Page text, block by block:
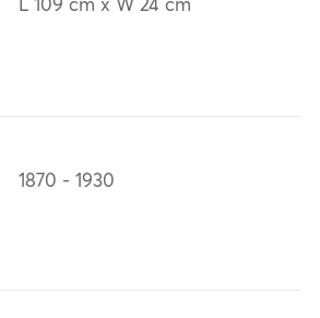
L 109 cm x W 24 cm
1870 - 1930